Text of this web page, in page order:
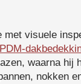
met visuele
waarna hij
nokken